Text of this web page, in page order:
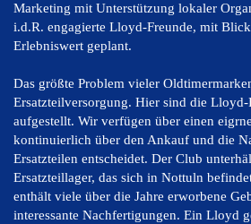
Marketing mit Unterstützung lokaler
i.d.R. engagierte Lloyd-Freunde, mit
Erlebniswert geplant.
Das größte Problem vieler
Ersatzteilversorgung. Hier sind die
aufgestellt. Wir verfügen über einen
kontinuierlich über den Ankauf und die
Ersatzteilen entscheidet. Der Club
Ersatzteillager, das sich in Nottuln
enthält viele über die Jahre erworbene
interessante Nachfertigungen. Ein Lloyd